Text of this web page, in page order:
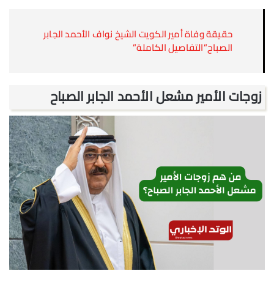
حقيقة وفاة أمير الكويت الشيخ نواف الأحمد الجابر
الصباح”التفاصيل الكاملة”
زوجات الأمير مشعل الأحمد الجابر الصباح